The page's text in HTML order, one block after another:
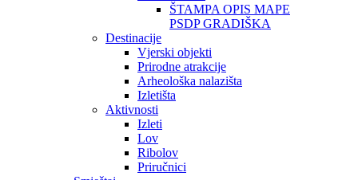
ŠTAMPA OPIS MAPE
PSDP GRADIŠKA
Destinacije
Vjerski objekti
Prirodne atrakcije
Arheološka nalazišta
Izletišta
Aktivnosti
Izleti
Lov
Ribolov
Priručnici